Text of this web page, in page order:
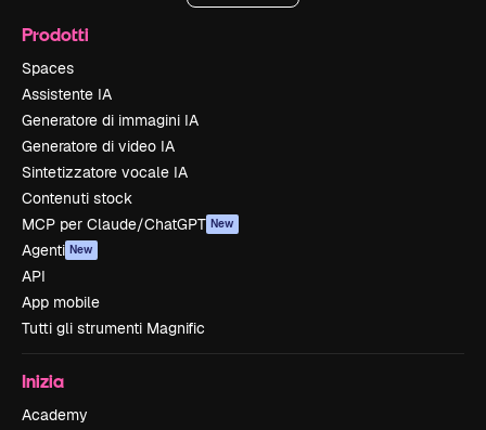
Prodotti
Spaces
Assistente IA
Generatore di immagini IA
Generatore di video IA
Sintetizzatore vocale IA
Contenuti stock
MCP per Claude/ChatGPT New
Agenti New
API
App mobile
Tutti gli strumenti Magnific
Inizia
Academy